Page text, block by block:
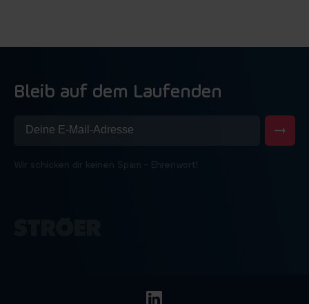
Bleib auf dem Laufenden
Wir schicken dir keinen Spam – Ehrenwort!